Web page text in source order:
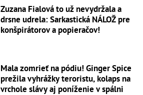
Zuzana Fialová to už nevydržala a
drsne udrela: Sarkastická NÁLOŽ pre
konšpirátorov a popieračov!
Mala zomrieť na pódiu! Ginger Spice
prežila vyhrážky teroristu, kolaps na
vrchole slávy aj poníženie v spálni